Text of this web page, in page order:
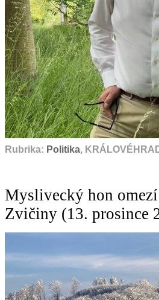
Rubrika: Politika,
Myslivecký hon
Zvičiny (13. prosince